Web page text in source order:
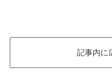
記事内に